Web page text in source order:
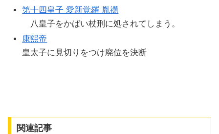
第十四皇子 愛新覚羅 胤禵
八皇子をかばい杖刑に処されてしまう。
康煕帝
皇太子に見切りをつけ廃位を決断
関連記事